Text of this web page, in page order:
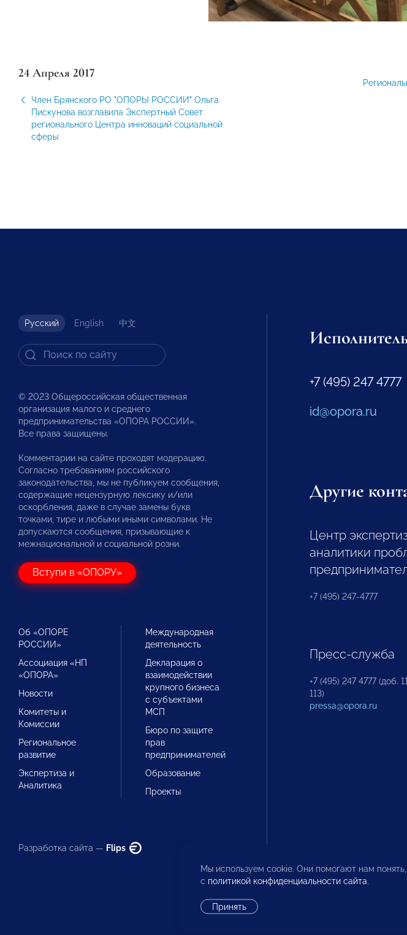
24 Апреля 2017
Член Брянского РО "ОПОРЫ РОССИИ" Ольга
Пискунова возглавила Экспертный Совет
регионального Центра инноваций социальной
сферы
Русский English 中文
© 2023 Общероссийская общественная
организация малого и среднего
предпринимательства «ОПОРА РОССИИ».
Все права защищены.
Комментарии на сайте проходят модерацию.
Согласно требованиям российского
законодательства, мы не публикуем сообщения,
содержащие нецензурную лексику и/или
оскорбления, даже в случае замены букв
точками, тире и любыми иными символами. Не
допускаются сообщения, призывающие к
межнациональной и социальной розни.
Вступи в «ОПОРУ»
Об «ОПОРЕ
РОССИИ»
Ассоциация «НП
«ОПОРА»
Новости
Комитеты и
Комиссии
Региональное
развитие
Экспертиза и
Аналитика
Международная
деятельность
Декларация о
взаимодействии
крупного бизнеса
с субъектами
МСП
Бюро по защите
прав
предпринимателей
Образование
Проекты
Разработка сайта — Flips
+7 (495) 247 4777
id@opora.ru
Другие
Центр
аналитики
+7 (495) 247-4777
Пресс-служба
+7 (495) 247 4777 (доб.
113)
pressa@opora.ru
Мы используем cookie. Они помогают нам
с политикой конфиденциальности сайта.
Принять